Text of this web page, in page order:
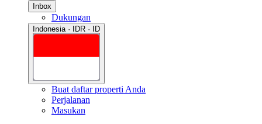
Inbox
Dukungan
Indonesia · IDR · ID
Buat daftar properti Anda
Perjalanan
Masukan